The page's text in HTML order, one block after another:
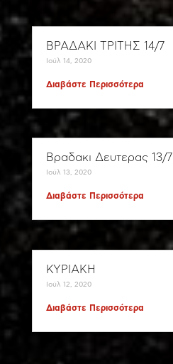
ΒΡΑΔΑΚΙ ΤΡΙΤΗΣ 14/7
Ιούλ 14, 2020
Διαβάστε Περισσότερα
Βραδακι Δευτερας 13/7
Ιούλ 13, 2020
Διαβάστε Περισσότερα
ΚΥΡΙΑΚΗ
Ιούλ 12, 2020
Διαβάστε Περισσότερα